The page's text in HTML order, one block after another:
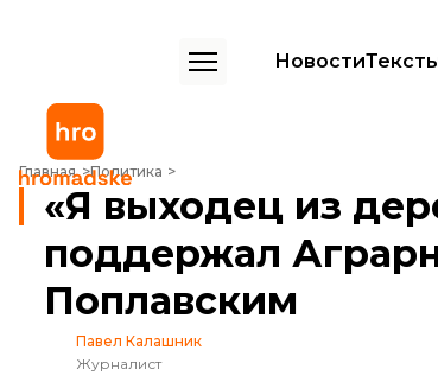
Новости
Главная Политика
«Я выходец из деревни»: Певец Винник поддержал
«Я выходец из
поддержал
Поплавским
Павел Калашник
Журналист